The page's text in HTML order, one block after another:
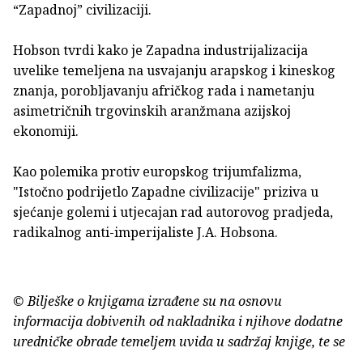
“Zapadnoj” civilizaciji.
Hobson tvrdi kako je Zapadna industrijalizacija
uvelike temeljena na usvajanju arapskog i kineskog
znanja, porobljavanju afričkog rada i nametanju
asimetričnih trgovinskih aranžmana azijskoj
ekonomiji.
Kao polemika protiv europskog trijumfalizma,
"Istočno podrijetlo Zapadne civilizacije" priziva u
sjećanje golemi i utjecajan rad autorovog pradjeda,
radikalnog anti-imperijaliste J.A. Hobsona.
© Bilješke o knjigama izrađene su na osnovu
informacija dobivenih od nakladnika i njihove dodatne
uredničke obrade temeljem uvida u sadržaj knjige, te se